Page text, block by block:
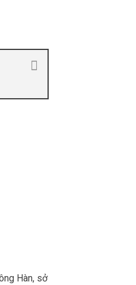
Hàn, sở